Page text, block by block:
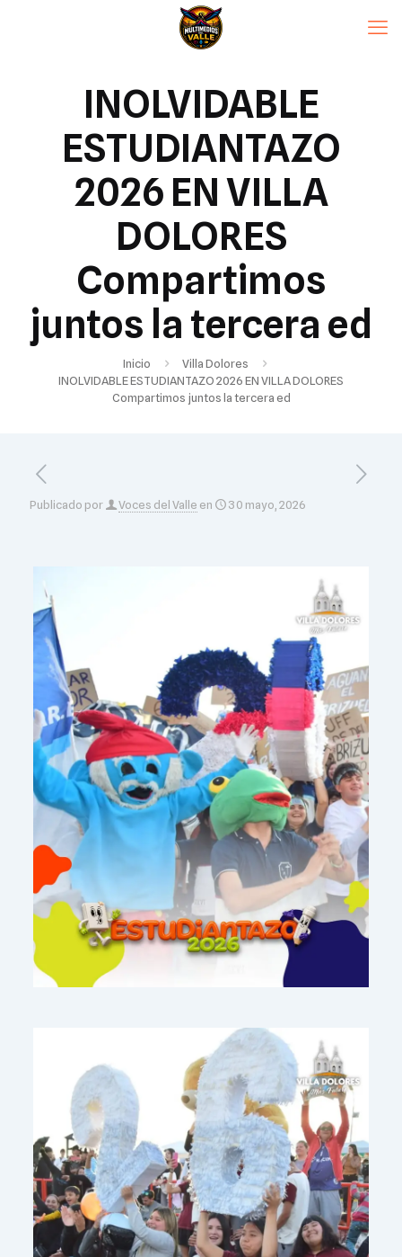
INOLVIDABLE
ESTUDIANTAZO
2026 EN VILLA
DOLORES
Compartimos
juntos la tercera ed
Inicio
Villa Dolores
INOLVIDABLE ESTUDIANTAZO 2026 EN VILLA DOLORES
Compartimos juntos la tercera ed
Publicado por Voces del Valle en 30 mayo, 2026